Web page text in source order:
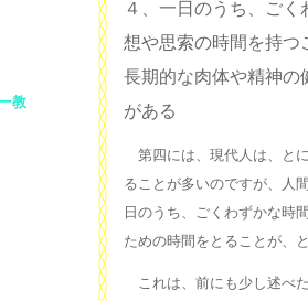
４、一日のうち、ご
想や思索の時間を持つ
長期的な肉体や精神の
がある
第四には、現代人は、と
ることが多いのですが、人
日のうち、ごくわずかな時
ための時間をとることが、
これは、前にも少し述べ
教